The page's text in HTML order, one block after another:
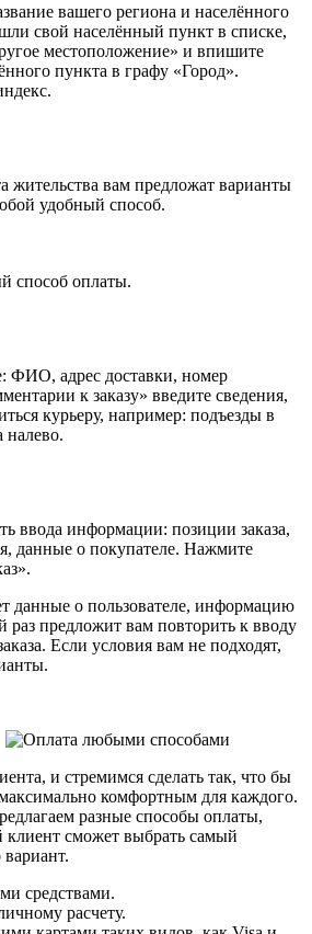
вашего региона и населённого
свой населённый пункт в списке,
местоположение» и впишите
пункта в графу «Город».
жительства вам предложат варианты
удобный способ.
способ оплаты.
ФИО, адрес доставки, номер
к заказу» введите сведения,
курьеру, например: подъезды в
налево.
ввода информации: позиции заказа,
данные о покупателе. Нажмите
данные о пользователе, информацию
раз предложит вам повторить к вводу
Если условия вам не подходят,
и стремимся сделать так, что бы
комфортным для каждого.
разные способы оплаты,
сможет выбрать самый
средствами.
расчету.